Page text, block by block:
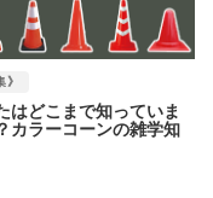
》
はどこまで知っていま
カラーコーンの雑学知